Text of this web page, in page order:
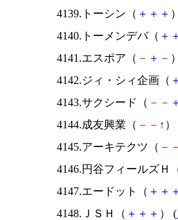
4139.トーシン（ ＋ ＋ ＋
4140.トーメンデバ（ ＋
4141.エスポア（ － ＋ －
4142.ジィ・シィ企画（
4143.サクシード（ － －
4144.成友興業（ － － ↑ ）
4145.アーキテクツ（ － －
4146.円谷フィールズＨ
4147.エードット（ ＋ ＋
4148.ＪＳＨ（ ＋ ＋ ＋ ） (